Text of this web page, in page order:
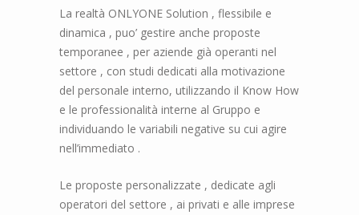
La realtà ONLYONE Solution , flessibile e
dinamica , puo’ gestire anche proposte
temporanee , per aziende già operanti nel
settore , con studi dedicati alla motivazione
del personale interno, utilizzando il Know How
e le professionalità interne al Gruppo e
individuando le variabili negative su cui agire
nell’immediato .
Le proposte personalizzate , dedicate agli
operatori del settore , ai privati e alle imprese